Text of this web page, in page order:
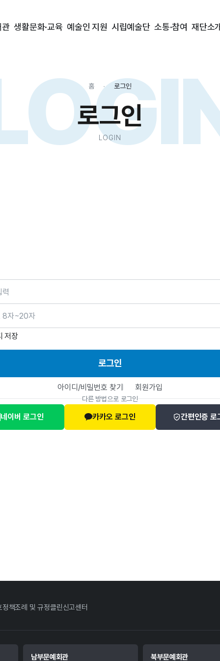
관 생활문화·교육 예술인 지원 시립예술단 소통·참여 재단소
홈 로그인
로그인
LOGIN
저장
로그인
아이디/비밀번호 찾기 회원가입
다른 방법으로 로그인
네이버 로그인 카카오 로그인 간편인증 로
정책조례 및 규정클린신고센터
남부문예회관 북부문예회관